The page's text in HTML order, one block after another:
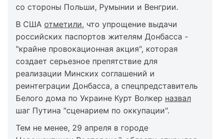
со стороны Польши, Румынии и Венгрии.
В США отметили, что упрощение выдачи
российских паспортов жителям Донбасса -
"крайне провокационная акция", которая
создает серьезное препятствие для
реализации Минских соглашений и
реинтеграции Донбасса, а спецпредставитель
Белого дома по Украине Курт Волкер назвал
шаг Путина "сценарием по оккупации".
Тем не менее, 29 апреля в городе